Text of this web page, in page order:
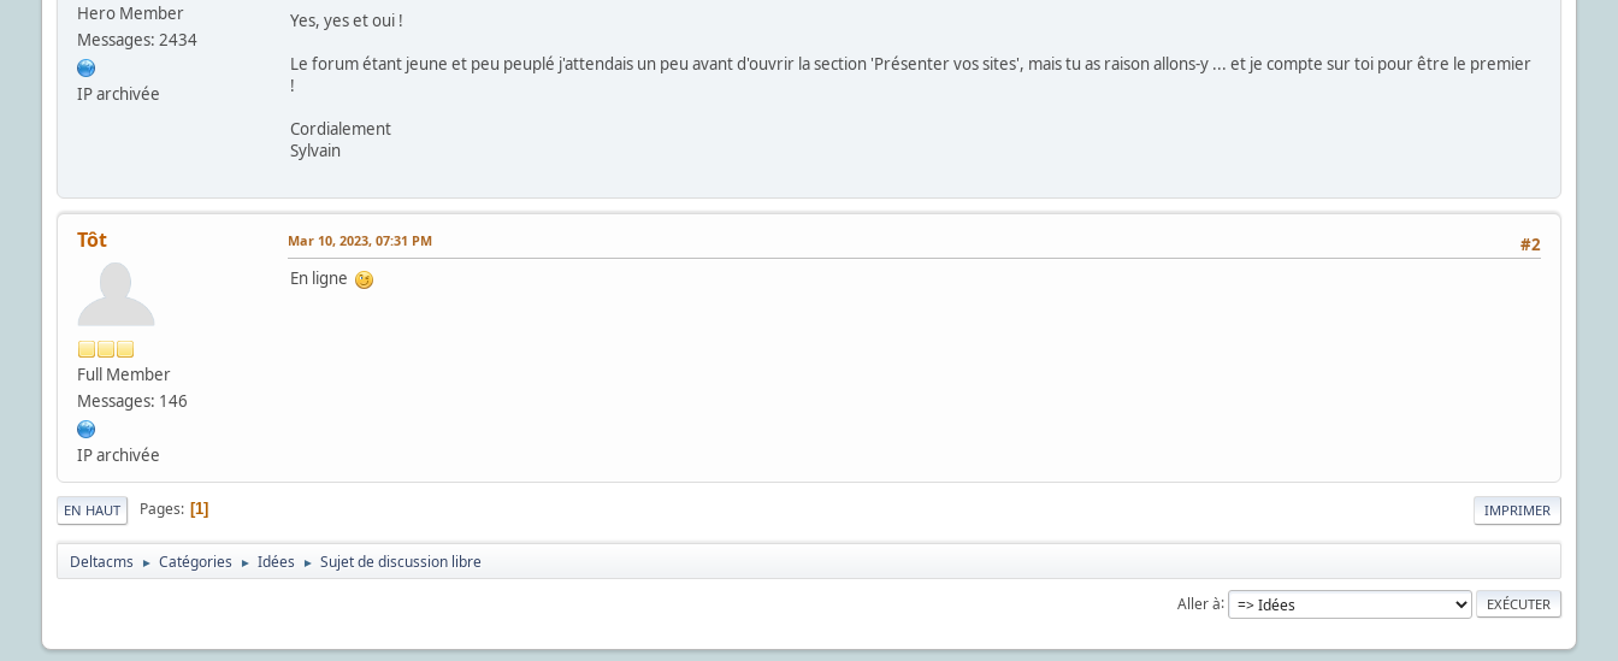
Hero Member
Messages: 2434
IP archivée
Yes, yes et oui !
Le forum étant jeune et peu peuplé j'attendais un peu avant d'ouvrir la section 'Présenter vos sites', mais tu as raison allons-y ... et je compte sur toi pour être le premier
!
Cordialement
Sylvain
Tôt
Full Member
Messages: 146
IP archivée
#2
Mar 10, 2023, 07:31 PM
En ligne
IMPRIMER
EN HAUT Pages 1
Deltacms ► Catégories ► Idées ► Sujet de discussion libre
Aller à